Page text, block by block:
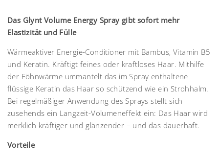
Das Glynt Volume Energy Spray gibt sofort mehr
Elastizität und Fülle
Wärmeaktiver Energie-Conditioner mit Bambus, Vitamin B5
und Keratin. Kräftigt feines oder kraftloses Haar. Mithilfe
der Föhnwärme ummantelt das im Spray enthaltene
flüssige Keratin das Haar so schützend wie ein Strohhalm.
Bei regelmäßiger Anwendung des Sprays stellt sich
zusehends ein Langzeit-Volumeneffekt ein: Das Haar wird
merklich kräftiger und glänzender – und das dauerhaft.
Vorteile